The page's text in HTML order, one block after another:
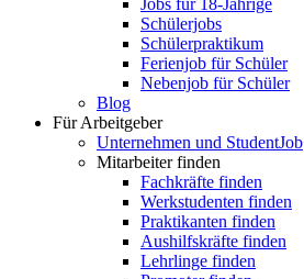
Jobs für 18-Jährige
Schülerjobs
Schülerpraktikum
Ferienjob für Schüler
Nebenjob für Schüler
Blog
Für Arbeitgeber
Unternehmen und StudentJob
Mitarbeiter finden
Fachkräfte finden
Werkstudenten finden
Praktikanten finden
Aushilfskräfte finden
Lehrlinge finden